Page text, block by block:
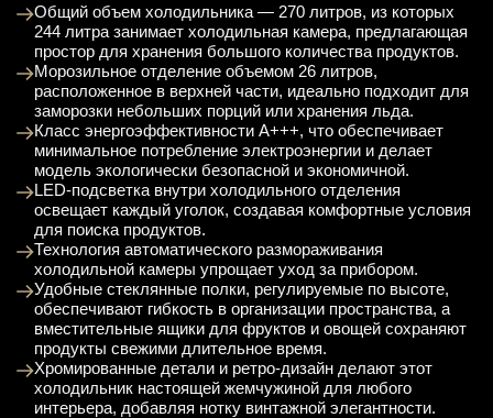
Общий объем холодильника — 270 литров, из которых
244 литра занимает холодильная камера, предлагающая
простор для хранения большого количества продуктов.
Морозильное отделение объемом 26 литров,
расположенное в верхней части, идеально подходит для
заморозки небольших порций или хранения льда.
Класс энергоэффективности A+++, что обеспечивает
минимальное потребление электроэнергии и делает
модель экологически безопасной и экономичной.
LED-подсветка внутри холодильного отделения
освещает каждый уголок, создавая комфортные условия
для поиска продуктов.
Технология автоматического размораживания
холодильной камеры упрощает уход за прибором.
Удобные стеклянные полки, регулируемые по высоте,
обеспечивают гибкость в организации пространства, а
вместительные ящики для фруктов и овощей сохраняют
продукты свежими длительное время.
Хромированные детали и ретро-дизайн делают этот
холодильник настоящей жемчужиной для любого
интерьера, добавляя нотку винтажной элегантности.